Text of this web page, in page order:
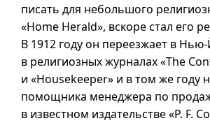
писать для небольшого
«Home Herald», вскоре стал его
В 1912 году он переезжает в
в религиозных журналах «The
и «Housekeeper» и в том же году
помощника менеджера по
в известном издательстве «P. F.